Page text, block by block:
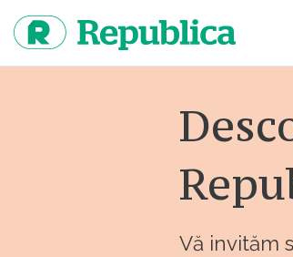
continut
Vă invităm